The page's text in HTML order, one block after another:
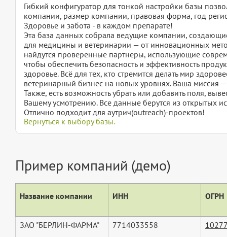
Гибкий конфигуратор для тонкой настройки базы
компании, размер компании, правовая форма, год
Здоровье и забота - в каждом препарате!
Эта база данных собрала ведущие компании,
для медицины и ветеринарии — от инновационных
найдутся проверенные партнеры, использующие
чтобы обеспечить безопасность и эффективность
здоровье. Всё для тех, кто стремится делать мир
ветеринарный бизнес на новых уровнях. Ваша миссия
Также, есть возможность убрать или добавить поля,
Вашему усмотрению. Все данные берутся из открытых
Отлично подходит для аутрич(outreach)-проектов!
Вернуться к выбору базы.
Пример компаний (демо)
Название компании ИНН ОГРН
ЗАО "БЕРЛИН-ФАРМА" 7714033558